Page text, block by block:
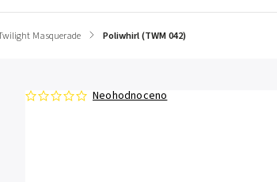
Masquerade / Poliwhirl (TWM 042)
Neohodnoceno